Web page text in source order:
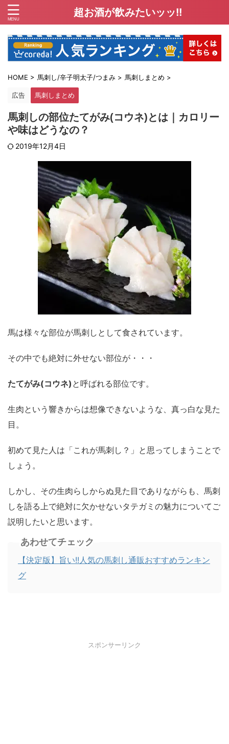
超お酒が飲みたいッッ!!
HOME > 馬刺し/辛子明太子/つまみ > 馬刺しまとめ >
広告 馬刺しまとめ
馬刺しの部位たてがみ(コウネ)とは｜カロリー
や味はどうなの？
2019年12月4日
馬は様々な部位が馬刺しとして食されています。
その中でも絶対に外せない部位が・・・
たてがみ(コウネ) と呼ばれる部位です。
生肉という響きからは想像できないような、真っ白な見た
目。
初めて見た人は「これが馬刺し？」と思ってしまうことで
しょう。
しかし、その生肉らしからぬ見た目でありながらも、馬刺
しを語る上で絶対に欠かせないタテガミの魅力についてご
説明したいと思います。
あわせてチェック
【決定版】旨い!!人気の馬刺し通販おすすめランキン
グ
スポンサーリンク